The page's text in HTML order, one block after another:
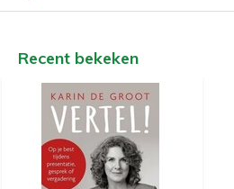
Recent bekeken